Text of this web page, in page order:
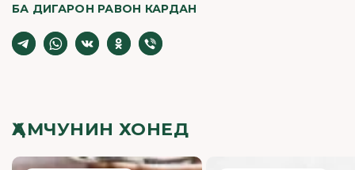
БА ДИГАРОН РАВОН КАРДАН
ҲАМЧУНИН ХОНЕД